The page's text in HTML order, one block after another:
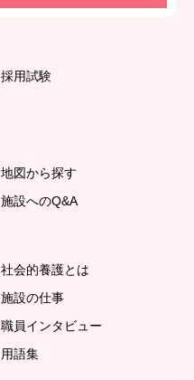
採用試験
地図から探す
施設へのQ&A
社会的養護とは
施設の仕事
職員インタビュー
用語集